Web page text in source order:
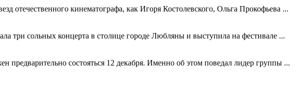
отечественного кинематографа, как Игоря Костолевского, Ольга Прокофьева ...
три сольных концерта в столице городе Любляны и выступила на фестивале ...
состояться 12 декабря. Именно об этом поведал лидер группы ...